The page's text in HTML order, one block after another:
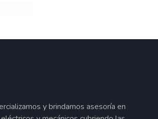
y brindamos asesoría en